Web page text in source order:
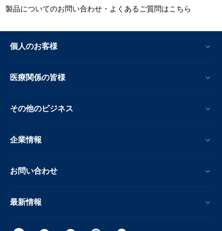
製品についてのお問い合わせ・よくあるご質問はこちら
個人のお客様
医療関係の皆様
その他のビジネス
企業情報
お問い合わせ
最新情報